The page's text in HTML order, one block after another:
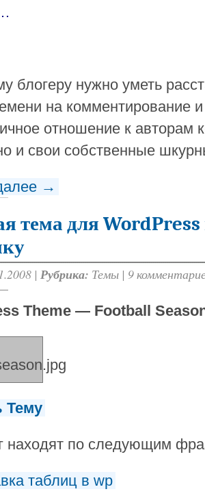
блогеру нужно уметь
на комментирование
отношение к авторам
и свои собственные
→
тема для
| Рубрика: Темы | 9
Theme — Football
Тему
находят по следующим
таблиц в wp